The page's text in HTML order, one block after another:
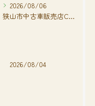
2026/08/06
狭山市中古車販売店CarShop FACT.🚗
2026/08/04